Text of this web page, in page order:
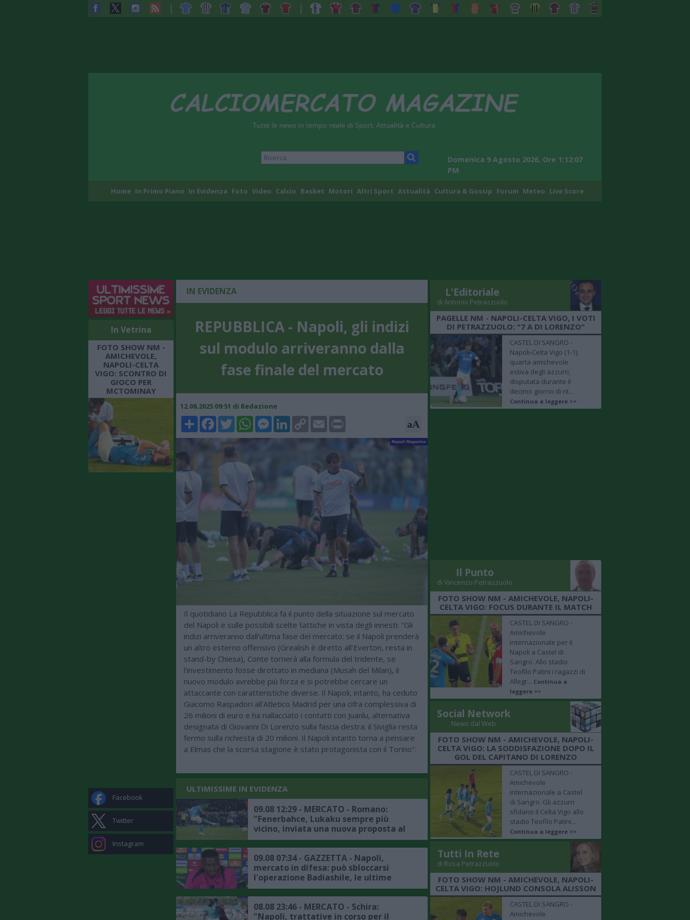
Domenica 9 Agosto 2026, Ore 1:12:08
PM
Home In Primo Piano In Evidenza Foto Video Calcio Basket Motori Altri Sport Attualità Cultura & Gossip Forum Meteo Live Score
In Vetrina
FOTO SHOW NM -
AMICHEVOLE,
NAPOLI-CELTA
VIGO: SCONTRO DI
GIOCO PER
MCTOMINAY
Facebook
Twitter
Instagram
IN EVIDENZA
REPUBBLICA - Napoli, gli indizi
sul modulo arriveranno dalla
fase finale del mercato
12.08.2025 09:51 di Redazione
ShareFacebookTwitterWhatsAppMessenger
LinkedIn
Copy
Link
Email Print aA
Il quotidiano La Repubblica fa il punto della situazione sul mercato
del Napoli e sulle possibili scelte tattiche in vista degli innesti: "Gli
indizi arriveranno dall'ultima fase del mercato: se il Napoli prenderà
un altro esterno offensivo (Grealish è diretto all'Everton, resta in
stand-by Chiesa), Conte tornerà alla formula del tridente, se
l'investimento fosse dirottato in mediana (Musah del Milan), il
nuovo modulo avrebbe più forza e si potrebbe cercare un
attaccante con caratteristiche diverse. Il Napoli, intanto, ha ceduto
Giacomo Raspadori all'Atletico Madrid per una cifra complessiva di
26 milioni di euro e ha riallacciato i contatti con Juanlu, alternativa
designata di Giovanni Di Lorenzo sulla fascia destra: il Siviglia resta
fermo sulla richiesta di 20 milioni. Il Napoli intanto torna a pensare
a Elmas che la scorsa stagione è stato protagonista con il Torino".
ULTIMISSIME IN EVIDENZA
09.08 12:29 - MERCATO - Romano:
"Fenerbahce, Lukaku sempre più
vicino, inviata una nuova proposta al
Napoli, accordo in dirittura d'arrivo"
09.08 07:34 - GAZZETTA - Napoli,
mercato in difesa: può sbloccarsi
l'operazione Badiashile, le ultime
08.08 23:46 - MERCATO - Schira:
"Napoli, trattative in corso per il
L'Editoriale
di Antonio Petrazzuolo
PAGELLE NM - NAPOLI-CELTA VIGO, I VOTI
DI PETRAZZUOLO: "7 A DI LORENZO"
CASTEL DI SANGRO -
Napoli-Celta Vigo (1-1),
quarta amichevole
estiva degli azzurri,
disputata durante il
decimo giorno di rit...
Continua a leggere >>
Il Punto
di Vincenzo Petrazzuolo
FOTO SHOW NM - AMICHEVOLE, NAPOLI-
CELTA VIGO: FOCUS DURANTE IL MATCH
CASTEL DI SANGRO -
Amichevole
internazionale per il
Napoli a Castel di
Sangro. Allo stadio
Teofilo Patini i ragazzi di
Allegr... Continua a
leggere >>
Social Network
News dal Web
FOTO SHOW NM - AMICHEVOLE, NAPOLI-
CELTA VIGO: LA SODDISFAZIONE DOPO IL
GOL DEL CAPITANO DI LORENZO
CASTEL DI SANGRO -
Amichevole
internazionale a Castel
di Sangro. Gli azzurri
sfidano il Celta Vigo allo
stadio Teofilo Patini...
Continua a leggere >>
Tutti In Rete
di Rosa Petrazzuolo
FOTO SHOW NM - AMICHEVOLE, NAPOLI-
CELTA VIGO: HOJLUND CONSOLA ALISSON
CASTEL DI SANGRO -
Amichevole